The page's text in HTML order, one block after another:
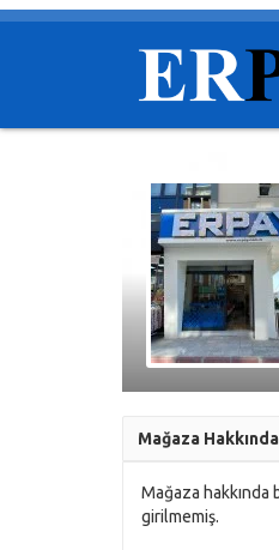
Mağaza Hakkında
Mağaza hakkında
girilmemiş.